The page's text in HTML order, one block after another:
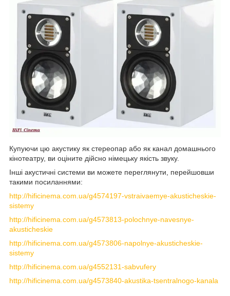
Купуючи цю акустику як стереопар або як канал домашнього
кінотеатру, ви оціните дійсно німецьку якість звуку.
Інші акустичні системи ви можете переглянути, перейшовши
такими посиланнями:
http://hificinema.com.ua/g4574197-vstraivaemye-akusticheskie-
sistemy
http://hificinema.com.ua/g4573813-polochnye-navesnye-
akusticheskie
http://hificinema.com.ua/g4573806-napolnye-akusticheskie-
sistemy
http://hificinema.com.ua/g4552131-sabvufery
http://hificinema.com.ua/g4573840-akustika-tsentralnogo-kanala